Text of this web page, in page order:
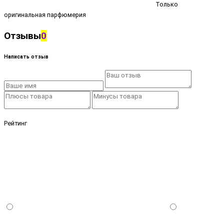
Только
оригинальная парфюмерия
Отзывы0
Написать отзыв
Рейтинг